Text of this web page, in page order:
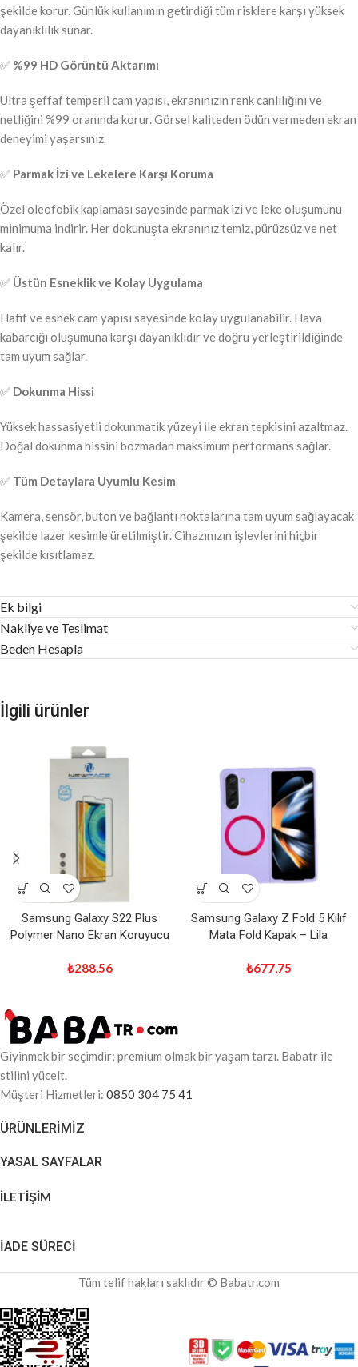
şekilde korur. Günlük kullanımın getirdiği tüm risklere karşı yüksek
dayanıklılık sunar.
✅ %99 HD Görüntü Aktarımı
Ultra şeffaf temperli cam yapısı, ekranınızın renk canlılığını ve
netliğini %99 oranında korur. Görsel kaliteden ödün vermeden ekran
deneyimi yaşarsınız.
✅ Parmak İzi ve Lekelere Karşı Koruma
Özel oleofobik kaplaması sayesinde parmak izi ve leke oluşumunu
minimuma indirir. Her dokunuşta ekranınız temiz, pürüzsüz ve net
kalır.
✅ Üstün Esneklik ve Kolay Uygulama
Hafif ve esnek cam yapısı sayesinde kolay uygulanabilir. Hava
kabarcığı oluşumuna karşı dayanıklıdır ve doğru yerleştirildiğinde
tam uyum sağlar.
✅ Dokunma Hissi
Yüksek hassasiyetli dokunmatik yüzeyi ile ekran tepkisini azaltmaz.
Doğal dokunma hissini bozmadan maksimum performans sağlar.
✅ Tüm Detaylara Uyumlu Kesim
Kamera, sensör, buton ve bağlantı noktalarına tam uyum sağlayacak
şekilde lazer kesimle üretilmiştir. Cihazınızın işlevlerini hiçbir
şekilde kısıtlamaz.
Ek bilgi
Nakliye ve Teslimat
Beden Hesapla
İlgili ürünler
Samsung Galaxy S22 Plus
Polymer Nano Ekran Koruyucu
₺288,56
Samsung Galaxy Z Fold 5 Kılıf
Mata Fold Kapak – Lila
₺677,75
Giyinmek bir seçimdir; premium olmak bir yaşam tarzı. Babatr ile
stilini yücelt.
Müşteri Hizmetleri: 0850 304 75 41
ÜRÜNLERIMIZ
YASAL SAYFALAR
İLETİŞİM
İADE SÜRECİ
Tüm telif hakları saklıdır © Babatr.com